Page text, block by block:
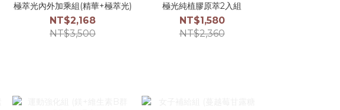
極萃光內外加乘組(精華+極萃光)
NT$2,168
NT$3,500
極光純植膠原萃2入組
NT$1,580
NT$2,360